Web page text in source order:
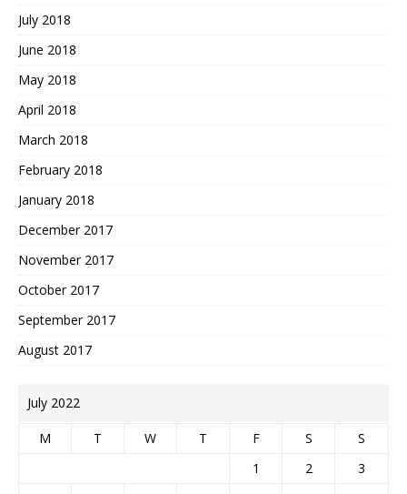
July 2018
June 2018
May 2018
April 2018
March 2018
February 2018
January 2018
December 2017
November 2017
October 2017
September 2017
August 2017
July 2022
M T W T F S
S
1
2
3